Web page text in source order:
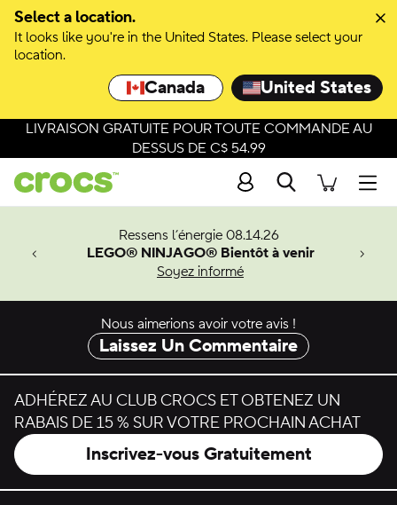
Select a location.
It looks like you're in the United States. Please select your
location.
Canada United States
Passer à la sélection de couleurs
Passer aux détails du produit
LIVRAISON GRATUITE POUR TOUTE COMMANDE AU
DESSUS DE C$ 54.99
Recherche
Ressens l’énergie 08.14.26
LEGO® NINJAGO® Bientôt à venir
Soyez informé
Man.
Nous aimerions avoir votre avis !
Laissez Un Commentaire
ADHÉREZ AU CLUB CROCS ET OBTENEZ UN
RABAIS DE 15 % SUR VOTRE PROCHAIN ACHAT
Inscrivez-vous Gratuitement